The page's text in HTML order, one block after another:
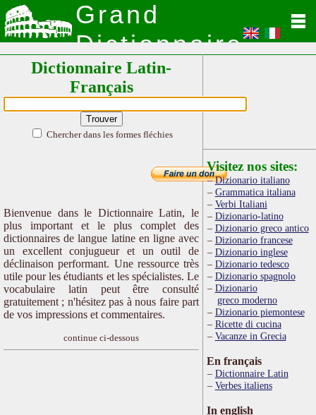
Grand
Dictionnaire
Latin
Dictionnaire Latin-
Français
Chercher dans les formes fléchies
Bienvenue dans le Dictionnaire Latin, le
plus important et le plus complet des
dictionnaires de langue latine en ligne avec
un excellent conjugueur et un outil de
déclinaison performant. Une ressource très
utile pour les étudiants et les spécialistes. Le
vocabulaire latin peut être consulté
gratuitement ; n'hésitez pas à nous faire part
de vos impressions et commentaires.
continue ci-dessous
Visitez nos sites:
Dizionario italiano
Grammatica italiana
Verbi Italiani
Dizionario-latino
Dizionario greco antico
Dizionario francese
Dizionario inglese
Dizionario tedesco
Dizionario spagnolo
Dizionario
greco moderno
Dizionario piemontese
Ricette di cucina
Vacanze in Grecia
En français
Dictionnaire Latin
Verbes italiens
In english